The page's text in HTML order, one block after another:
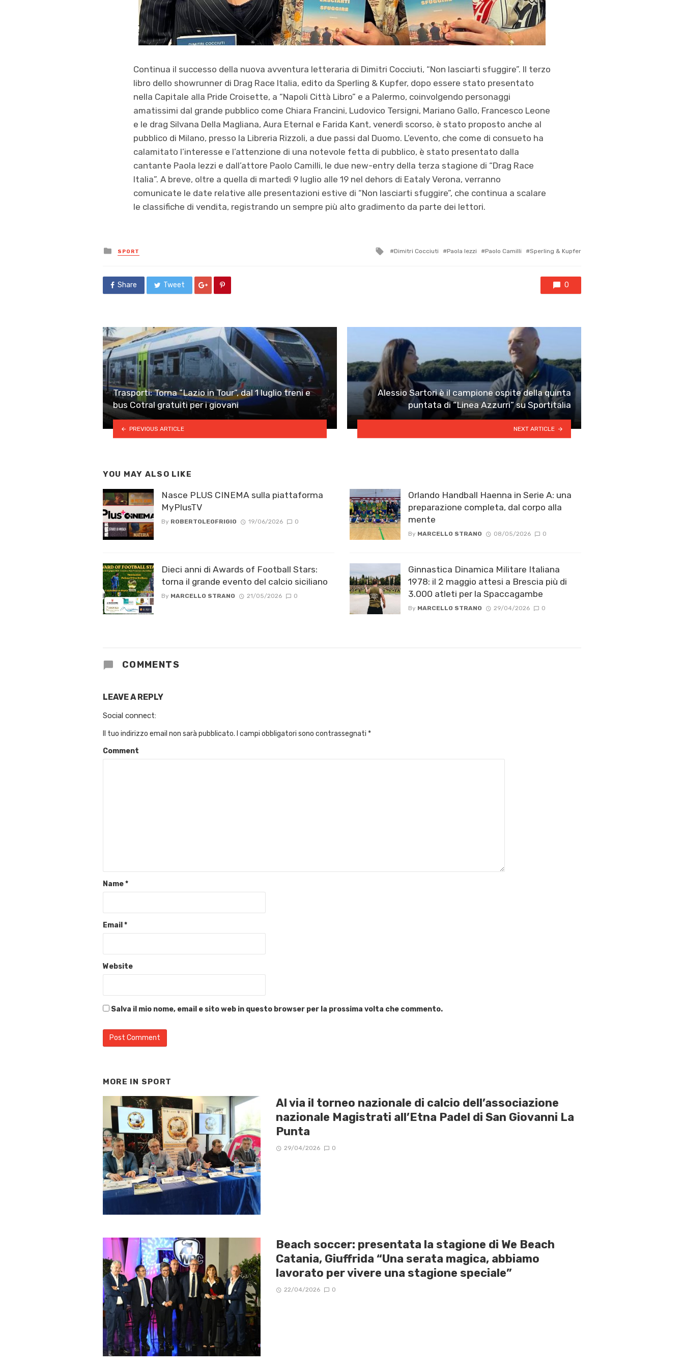
Continua il successo della nuova avventura letteraria di Dimitri Cocciuti, “Non lasciarti sfuggire”. Il terzo
libro dello showrunner di Drag Race Italia, edito da Sperling & Kupfer, dopo essere stato presentato
nella Capitale alla Pride Croisette, a “Napoli Città Libro” e a Palermo, coinvolgendo personaggi
amatissimi dal grande pubblico come Chiara Francini, Ludovico Tersigni, Mariano Gallo, Francesco Leone
e le drag Silvana Della Magliana, Aura Eternal e Farida Kant, venerdì scorso, è stato proposto anche al
pubblico di Milano, presso la Libreria Rizzoli, a due passi dal Duomo. L’evento, che come di consueto ha
calamitato l’interesse e l’attenzione di una notevole fetta di pubblico, è stato presentato dalla
cantante Paola Iezzi e dall’attore Paolo Camilli, le due new-entry della terza stagione di “Drag Race
Italia”. A breve, oltre a quella di martedì 9 luglio alle 19 nel dehors di Eataly Verona, verranno
comunicate le date relative alle presentazioni estive di “Non lasciarti sfuggire”, che continua a scalare
le classifiche di vendita, registrando un sempre più alto gradimento da parte dei lettori.
Posted
in
SPORT
Tagged
Dimitri Cocciuti Paola Iezzi Paolo Camilli Sperling & Kupfer
Share Tweet 0
Trasporti: Torna “Lazio in Tour”, dal 1 luglio treni e
bus Cotral gratuiti per i giovani
PREVIOUS ARTICLE
Alessio Sartori è il campione ospite della quinta
puntata di “Linea Azzurri” su Sportitalia
NEXT ARTICLE
YOU MAY ALSO LIKE
Nasce PLUS CINEMA sulla piattaforma
MyPlusTV
By ROBERTOLEOFRIGIO 19/06/2026 0
Dieci anni di Awards of Football Stars:
torna il grande evento del calcio siciliano
By MARCELLO STRANO 21/05/2026 0
Orlando Handball Haenna in Serie A: una
preparazione completa, dal corpo alla
mente
By MARCELLO STRANO 08/05/2026 0
Ginnastica Dinamica Militare Italiana
1978: il 2 maggio attesi a Brescia più di
3.000 atleti per la Spaccagambe
By MARCELLO STRANO 29/04/2026 0
COMMENTS
LEAVE A REPLY
Social connect:
Il tuo indirizzo email non sarà pubblicato. I campi obbligatori sono contrassegnati *
Comment
Name*
Email *
Website
Salva il mio nome, email e sito web in questo browser per la prossima volta che commento.
MORE IN SPORT
Al via il torneo nazionale di calcio dell’associazione
nazionale Magistrati all’Etna Padel di San Giovanni La
Punta
29/04/2026 0
Beach soccer: presentata la stagione di We Beach
Catania, Giuffrida “Una serata magica, abbiamo
lavorato per vivere una stagione speciale”
22/04/2026 0